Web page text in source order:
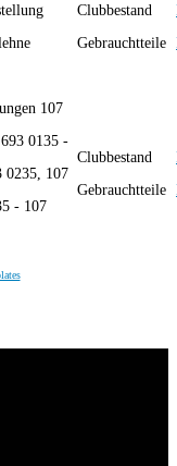
Clubbestand
Gebrauchtteile
107
0135 -
0235, 107
- 107
Clubbestand
Gebrauchtteile